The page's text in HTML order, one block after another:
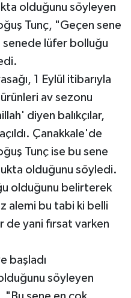
olduğunu söyleyen
Tunç, "Geçen sene
senede lüfer bolluğu
1 Eylül itibarıyla
av sezonu
diyen balıkçılar,
Çanakkale'de
Tunç ise bu sene
olduğunu söyledi.
olduğunu belirterek
alemi bu tabi ki belli
de yani fırsat varken
başladı
söyleyen